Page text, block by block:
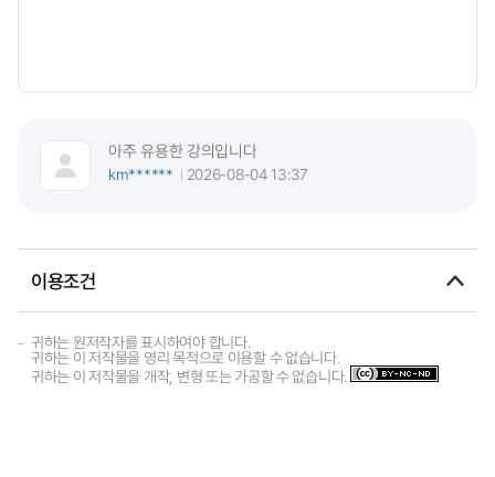
아주 유용한 강의입니다
km******
2026-08-04 13:37
이용조건
귀하는 원저작자를 표시하여야 합니다.
귀하는 이 저작물을 영리 목적으로 이용할 수 없습니다.
귀하는 이 저작물을 개작, 변형 또는 가공할 수 없습니다.